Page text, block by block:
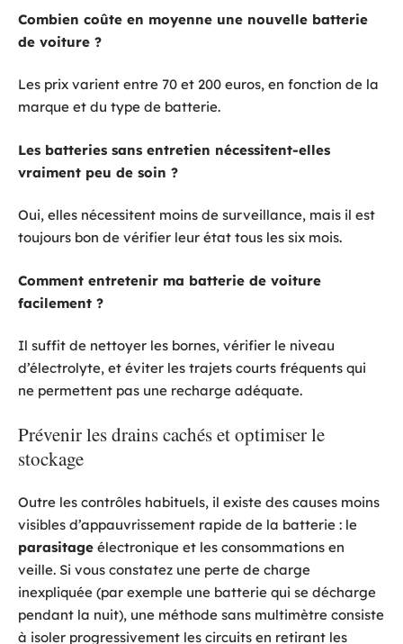
Combien coûte en moyenne une nouvelle batterie
de voiture ?
Les prix varient entre 70 et 200 euros, en fonction de la
marque et du type de batterie.
Les batteries sans entretien nécessitent-elles
vraiment peu de soin ?
Oui, elles nécessitent moins de surveillance, mais il est
toujours bon de vérifier leur état tous les six mois.
Comment entretenir ma batterie de voiture
facilement ?
Il suffit de nettoyer les bornes, vérifier le niveau
d’électrolyte, et éviter les trajets courts fréquents qui
ne permettent pas une recharge adéquate.
Prévenir les drains cachés et optimiser le
stockage
Outre les contrôles habituels, il existe des causes moins
visibles d’appauvrissement rapide de la batterie : le
parasitage électronique et les consommations en
veille. Si vous constatez une perte de charge
inexpliquée (par exemple une batterie qui se décharge
pendant la nuit), une méthode sans multimètre consiste
à isoler progressivement les circuits en retirant les